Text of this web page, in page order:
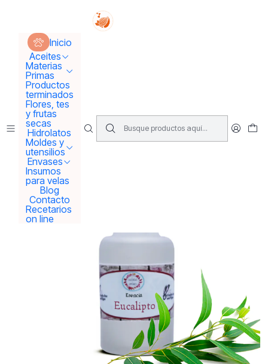
Inicio
Aceites
Materias
Primas
Productos
terminados
Flores, tes
y frutas
secas
Hidrolatos
Moldes y
utensilios
Envases
Insumos
para velas
Blog
Contacto
Recetarios
on line
Tus sueños se concretan aquí !!!